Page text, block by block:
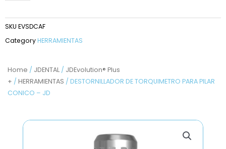
Home / JDENTAL / JDEvolution® Plus
+ / HERRAMIENTAS / DESTORNILLADOR DE TORQUIMETRO PARA PILAR
CONICO – JD
PILAR
-
quantity
SKU EVSDCAF
Category HERRAMIENTAS